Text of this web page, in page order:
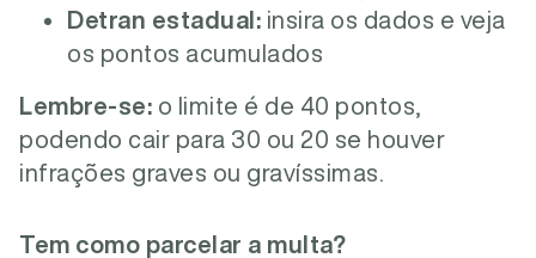
Detran estadual: insira os dados e veja
os pontos acumulados
Lembre-se: o limite é de 40 pontos,
podendo cair para 30 ou 20 se houver
infrações graves ou gravíssimas.
Tem como parcelar a multa?